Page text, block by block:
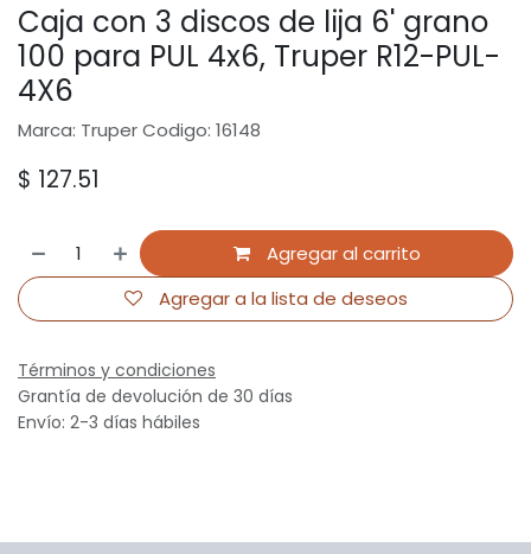
Caja con 3 discos de lija 6' grano
100 para PUL 4x6, Truper R12-PUL-
4X6
Marca: Truper Codigo: 16148
$ 127.51
Agregar al carrito
Agregar a la lista de deseos
Términos y condiciones
Grantía de devolución de 30 días
Envío: 2-3 días hábiles